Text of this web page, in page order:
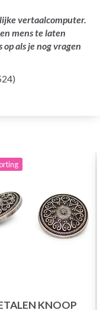
vertaalcomputer.
mens te laten
als je nog vragen
KNOOP